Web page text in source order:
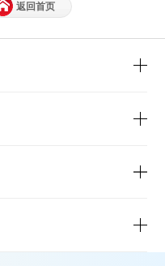
返回首页